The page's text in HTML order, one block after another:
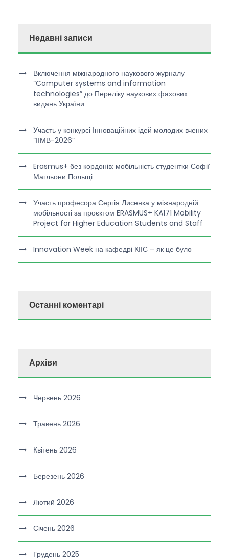
Недавні записи
Включення міжнародного наукового журналу
“Computer systems and information
technologies” до Переліку наукових фахових
видань України
Участь у конкурсі Інноваційних ідей молодих вчених
“ІІМВ-2026”
Erasmus+ без кордонів: мобільність студентки Софії
Магльони Польщі
Участь професора Сергія Лисенка у міжнародній
мобільності за проєктом ERASMUS+ KA171 Mobility
Project for Higher Education Students and Staff
Innovation Week на кафедрі КІІС – як це було
Останні коментарі
Архіви
Червень 2026
Травень 2026
Квітень 2026
Березень 2026
Лютий 2026
Січень 2026
Грудень 2025